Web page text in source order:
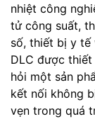
nhiệt công
tử công suất,
số, thiết bị y tế
DLC được
hỏi một sản
kết nối không
vẹn trong quá